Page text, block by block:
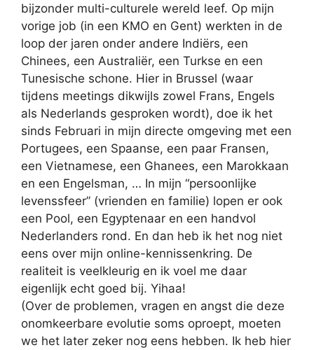
bijzonder multi-culturele wereld leef. Op mijn
vorige job (in een KMO en Gent) werkten in de
loop der jaren onder andere Indiërs, een
Chinees, een Australiër, een Turkse en een
Tunesische schone. Hier in Brussel (waar
tijdens meetings dikwijls zowel Frans, Engels
als Nederlands gesproken wordt), doe ik het
sinds Februari in mijn directe omgeving met een
Portugees, een Spaanse, een paar Fransen,
een Vietnamese, een Ghanees, een Marokkaan
en een Engelsman, … In mijn “persoonlijke
levenssfeer” (vrienden en familie) lopen er ook
een Pool, een Egyptenaar en een handvol
Nederlanders rond. En dan heb ik het nog niet
eens over mijn online-kennissenkring. De
realiteit is veelkleurig en ik voel me daar
eigenlijk echt goed bij. Yihaa!
(Over de problemen, vragen en angst die deze
onomkeerbare evolutie soms oproept, moeten
we het later zeker nog eens hebben. Ik heb hier